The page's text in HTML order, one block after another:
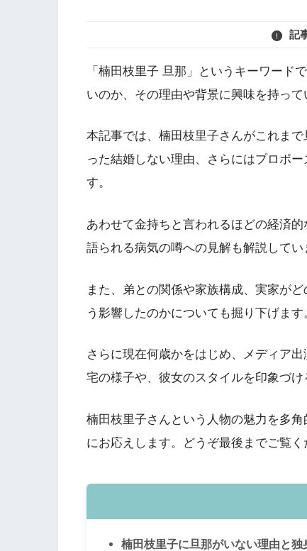
記
「楠田枝里子 旦那」というキーワード
いのか、その理由や背景に興味を持って
本記事では、楠田枝里子さんがこれま
った結婚しない理由、さらにはプロポ
す。
あわせて金持ちと言われるほどの経済
語られる病気の噂への見解も解説してい
また、弟との関係や家族構成、実家が
う影響したのかについても掘り下げます
さらに現在何歳かをはじめ、メディア
宅の様子や、彼女のスタイルを印象づ
楠田枝里子さんという人物の魅力を多
にお応えします。どうぞ最後までご覧く
楠田枝里子に旦那がいない理由と独